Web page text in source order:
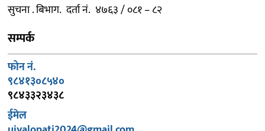
सुचना . बिभाग. दर्ता नं. ४७६३ / ०८१ – ८२
सम्पर्क
फोन नं.
९८४१३०८५४०
९८४३३२३४३८
ईमेल